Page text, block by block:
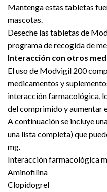
Mantenga estas tabletas
mascotas.
Deseche las tabletas de
programa de recogida de
Interacción con otros
El uso de Modvigil 200
medicamentos y
interacción farmacológica,
del comprimido y aumentar
A continuación se incluye
una lista completa) que
mg.
Interacción farmacológica
Aminofilina
Clopidogrel